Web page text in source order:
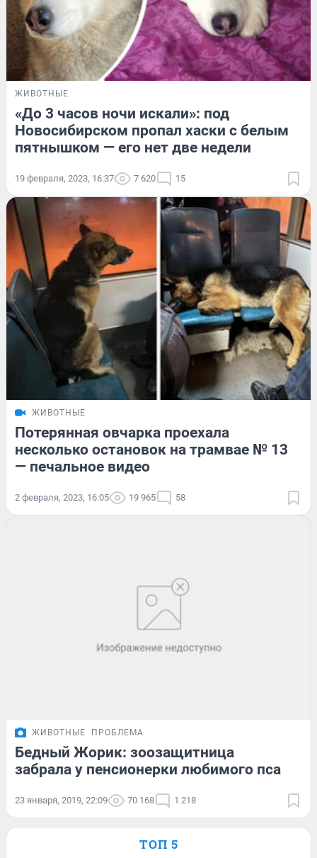
ЖИВОТНЫЕ
«До 3 часов ночи искали»: под
Новосибирском пропал хаски с белым
пятнышком — его нет две недели
19 февраля, 2023, 16:37 7 620 15
ЖИВОТНЫЕ
Потерянная овчарка проехала
несколько остановок на трамвае № 13
— печальное видео
2 февраля, 2023, 16:05 19 965 58
ЖИВОТНЫЕ ПРОБЛЕМА
Бедный Жорик: зоозащитница
забрала у пенсионерки любимого пса
23 января, 2019, 22:09 70 168 1 218
ТОП 5